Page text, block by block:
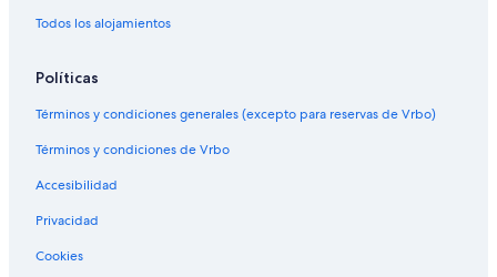
Todos los alojamientos
Políticas
Términos y condiciones generales (excepto para reservas de Vrbo)
Términos y condiciones de Vrbo
Accesibilidad
Privacidad
Cookies